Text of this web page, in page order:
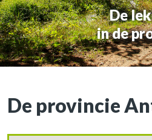
De
in de
De provincie